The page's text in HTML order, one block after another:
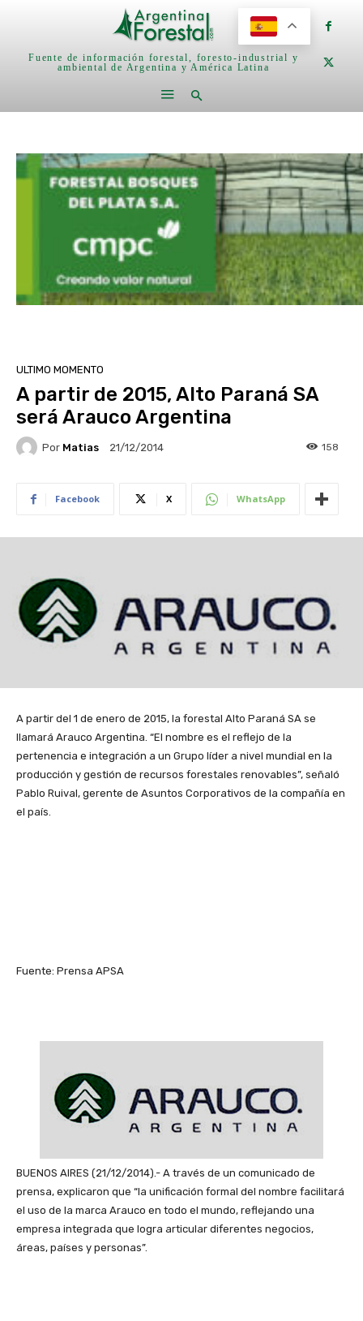
Fuente de información forestal, foresto-industrial y
ambiental de Argentina y América Latina
ULTIMO MOMENTO
A partir de 2015, Alto Paraná SA
será Arauco Argentina
Por Matias 21/12/2014 158
Facebook X WhatsApp
A partir del 1 de enero de 2015, la forestal Alto Paraná SA se
llamará Arauco Argentina. “El nombre es el reflejo de la
pertenencia e integración a un Grupo líder a nivel mundial en la
producción y gestión de recursos forestales renovables”, señaló
Pablo Ruival, gerente de Asuntos Corporativos de la compañía en
el país.
Fuente: Prensa APSA
BUENOS AIRES (21/12/2014).- A través de un comunicado de
prensa, explicaron que “la unificación formal del nombre facilitará
el uso de la marca Arauco en todo el mundo, reflejando una
empresa integrada que logra articular diferentes negocios,
áreas, países y personas”.